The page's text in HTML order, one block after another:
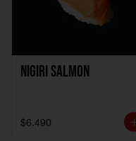
Nigiri Salmon
$6.490